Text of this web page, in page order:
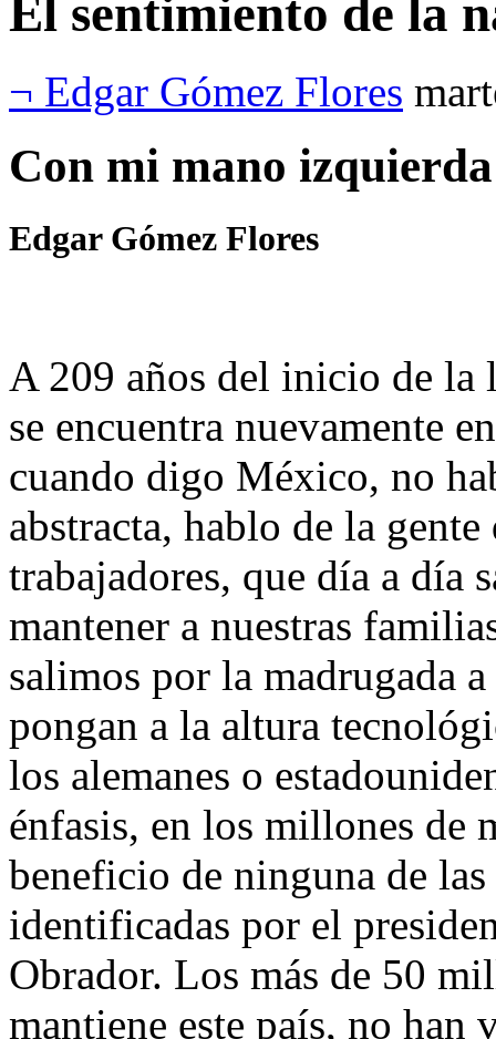
El sentimiento de la
¬ Edgar Gómez Flores
Con mi mano
Edgar Gómez Flores
A 209 años del inicio de la
se encuentra nuevamente
cuando digo México, no
abstracta, hablo de la
trabajadores, que día a día
mantener a nuestras
salimos por la madrugada
pongan a la altura
los alemanes o
énfasis, en los millones de
beneficio de ninguna de
identificadas por el
Obrador. Los más de 50
mantiene este país, no